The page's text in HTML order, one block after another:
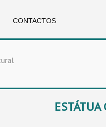
CONTACTOS
ESTÁTUA